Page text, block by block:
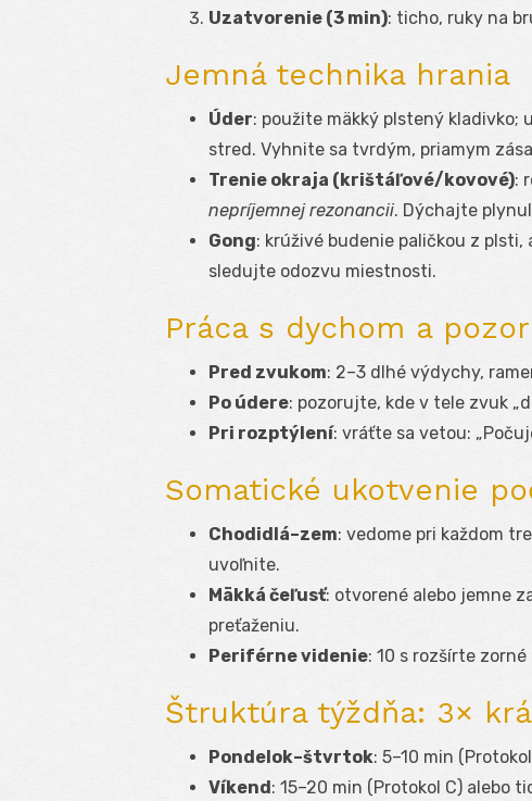
Uzatvorenie (3 min): ticho, ruky na
Jemná technika hrania
Úder: použite mäkký plstený kladivko;
stred. Vyhnite sa tvrdým, priamym
Trenie okraja (krištáľové/kovové):
nepríjemnej rezonancii. Dýchajte
Gong: krúživé budenie paličkou z
sledujte odozvu miestnosti.
Práca s dychom a
Pred zvukom: 2–3 dlhé výdychy,
Po údere: pozorujte, kde v tele zvuk
Pri rozptýlení: vráťte sa vetou:
Somatické ukotvenie
Chodidlá–zem: vedome pri každom
uvoľnite.
Mäkká čeľusť: otvorené alebo jemne
preťaženiu.
Periférne videnie: 10 s rozšírte
Štruktúra týždňa: 3×
Pondelok–štvrtok: 5–10 min
Víkend : 15–20 min (Protokol C) alebo